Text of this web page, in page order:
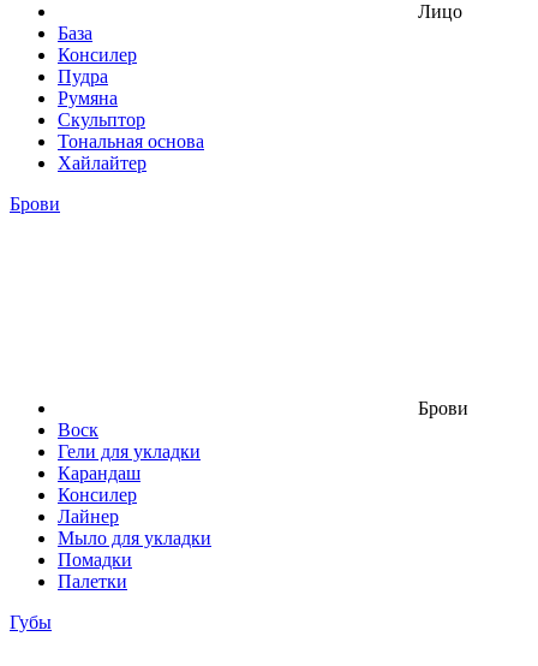
Лицо
База
Консилер
Пудра
Румяна
Скульптор
Тональная основа
Хайлайтер
Брови
Брови
Воск
Гели для укладки
Карандаш
Консилер
Лайнер
Мыло для укладки
Помадки
Палетки
Губы